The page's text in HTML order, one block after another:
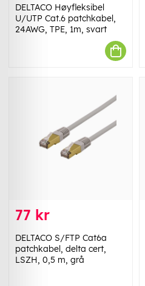
DELTACO Høyfleksibel
U/UTP Cat.6 patchkabel,
24AWG, TPE, 1m, svart
77 kr
DELTACO S/FTP Cat6a
patchkabel, delta cert,
LSZH, 0,5 m, grå